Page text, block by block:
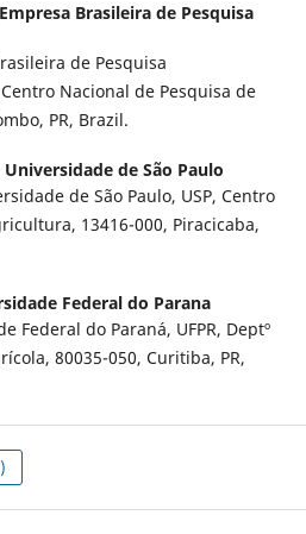
Empresa Brasileira de Pesquisa
de Pesquisa
Nacional de Pesquisa de
PR, Brazil.
Universidade de São Paulo
de São Paulo, USP, Centro
13416-000, Piracicaba,
Federal do Parana
Federal do Paraná, UFPR, Deptº
80035-050, Curitiba, PR,